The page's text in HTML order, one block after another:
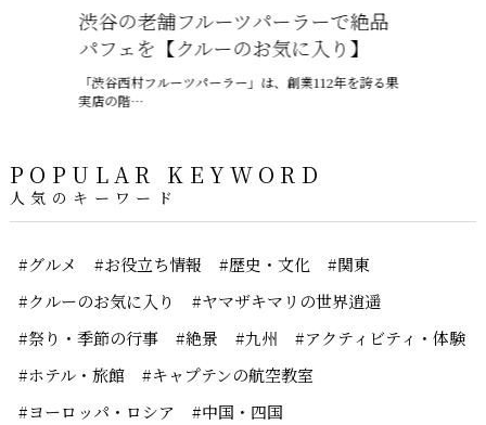
渋谷の老舗フルーツパーラーで絶品
パフェを【クルーのお気に入り】
「渋谷西村フルーツパーラー」は、創業112年を誇る果
実店の階…
POPULAR KEYWORD
人気のキーワード
#グルメ #お役立ち情報 #歴史・文化
#関東
#クルーのお気に入り
#ヤマザキマリの世界逍遥
#祭り・季節の行事
#絶景 #九州
#アクティビティ・体験
#ホテル・旅館
#キャプテンの航空教室
#ヨーロッパ・ロシア
#中国・四国